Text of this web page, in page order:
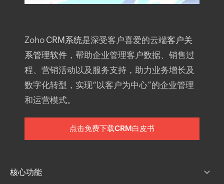
Zoho CRM系统是深受客户喜爱的云端客户关
系管理软件 ，帮助企业管理客户数据、销售过
程、营销活动以及服务支持，助力业务增长及
数字化转型，实现“以客户为中心”的企业管理
和运营模式。
点击免费下载CRM白皮书
核心功能